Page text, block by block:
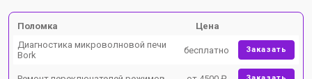
Поломка
Цена
Диагностика микроволновой печи
Bork
бесплатно Заказать